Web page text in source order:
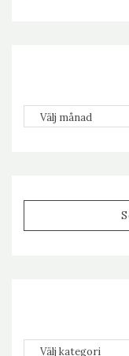
Arkiv
Kategorier